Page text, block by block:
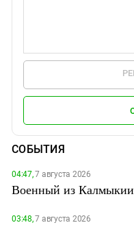
СОБЫТИЯ
04:47,7 августа 2026
Военный из
03:48,7 августа 2026